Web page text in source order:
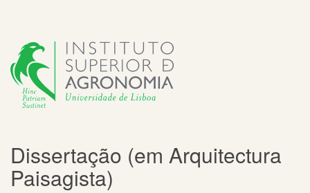
Dissertação (em Arquitectura
Paisagista)